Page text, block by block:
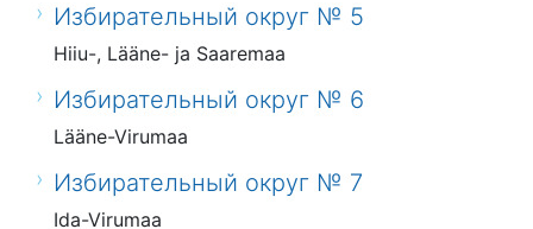
Избирательный округ № 5
Hiiu-, Lääne- ja Saaremaa
Избирательный округ № 6
Lääne-Virumaa
Избирательный округ № 7
Ida-Virumaa